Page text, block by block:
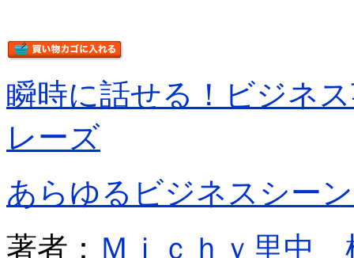
瞬時に話せる！ビジネ
レーズ
あらゆるビジネスシー
著者： Ｍｉｃｈｙ里中